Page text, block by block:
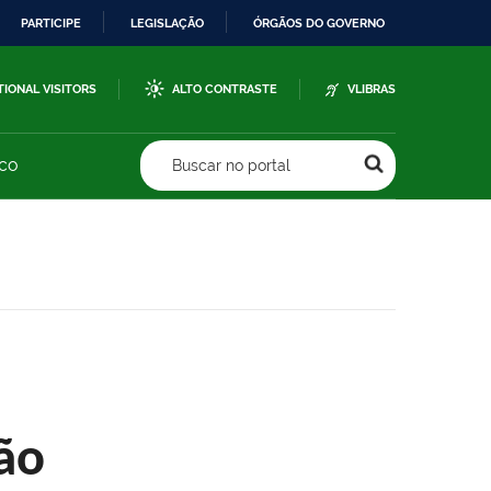
PARTICIPE LEGISLAÇÃO ÓRGÃOS DO GOVERNO
VISITORS ALTO CONTRASTE VLIBRAS
Buscar no portal